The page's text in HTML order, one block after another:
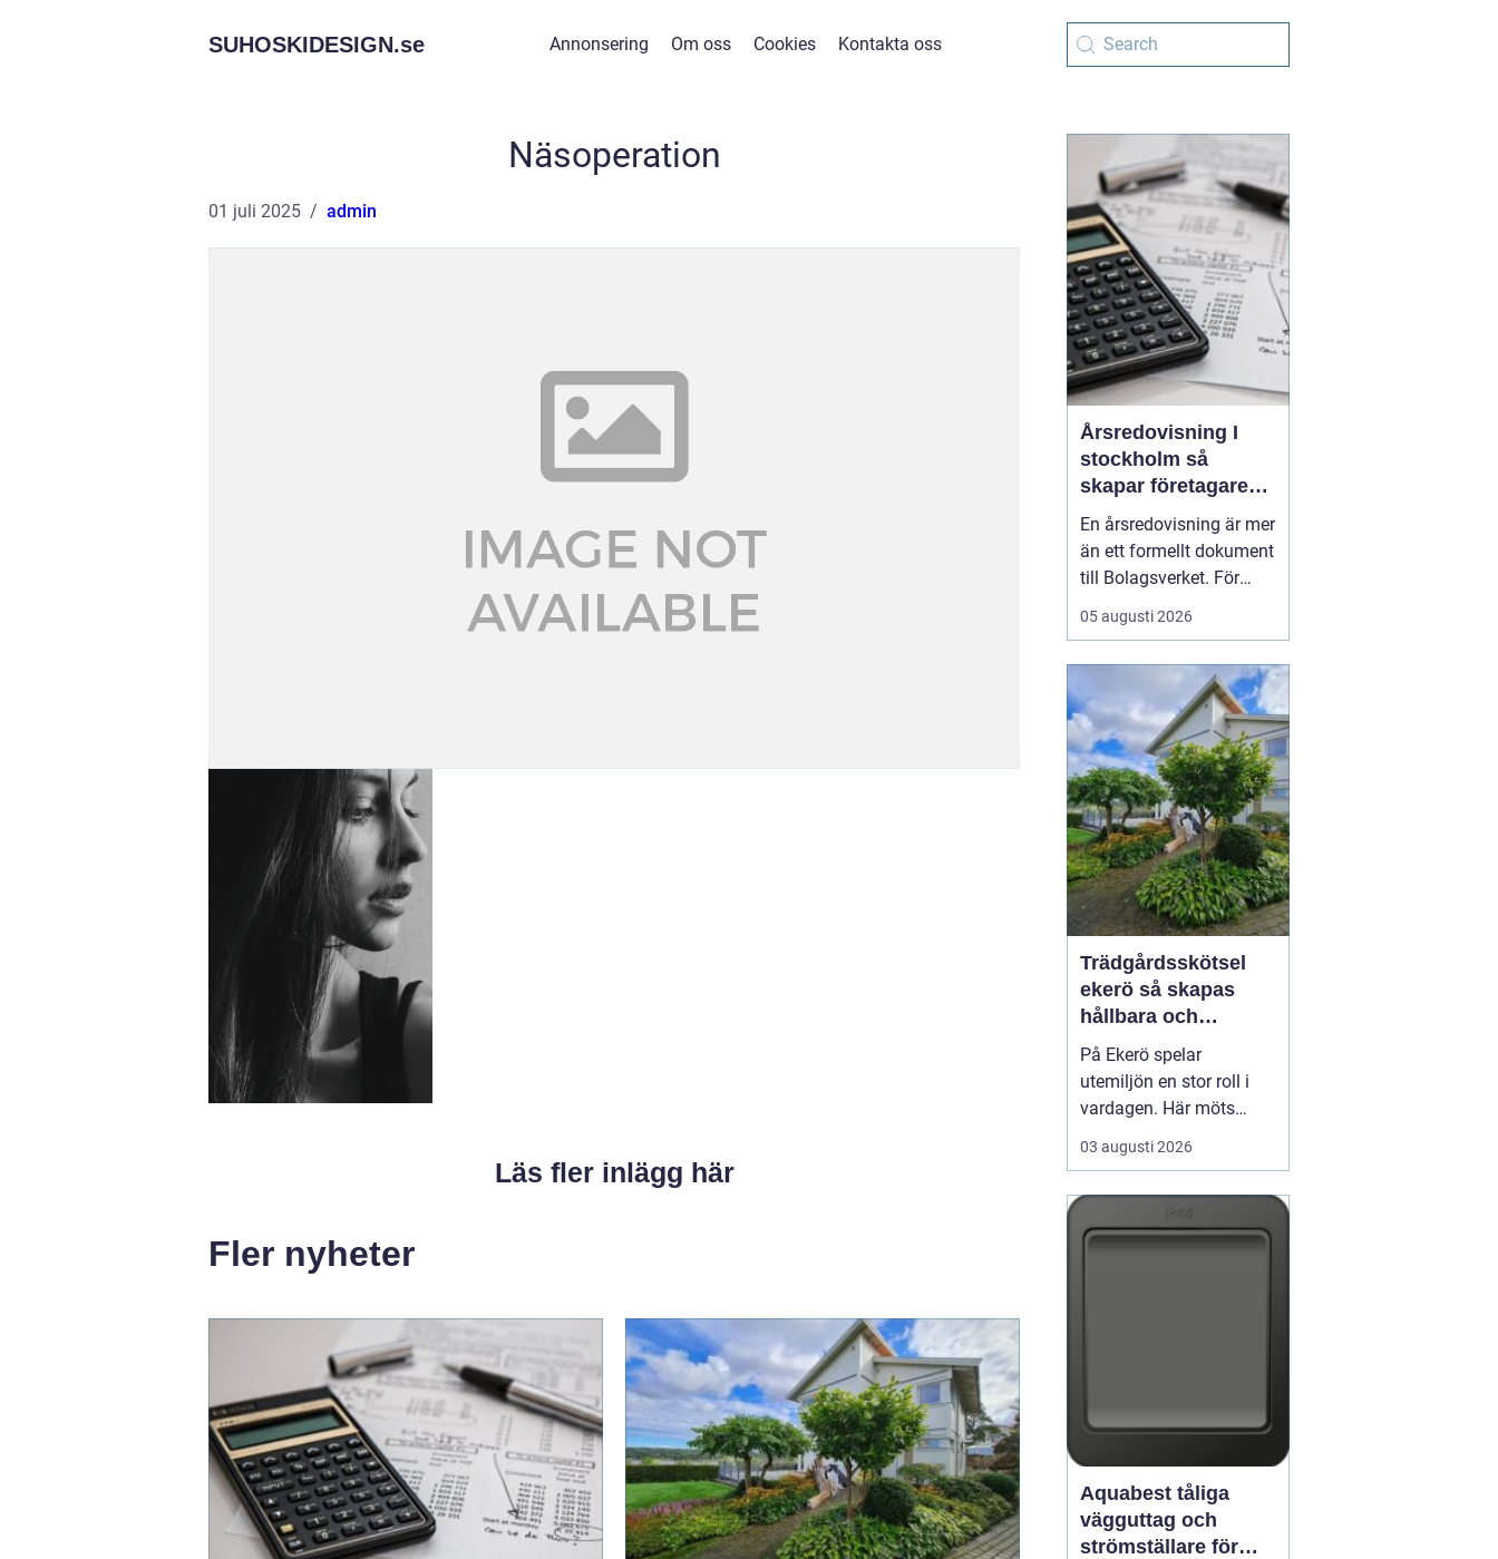
SUHOSKIDESIGN.se Annonsering Om oss Cookies Kontakta oss
Näsoperation
01 juli 2025 admin
Läs fler inlägg här
Fler nyheter
Årsredovisning I
stockholm så
skapar företagare
trygghet och
kontroll
En årsredovisning är mer
än ett formellt dokument
till Bolagsverket. För
många företagare i
Stockholm är den ett
ett underlag för nya
beslut och ett krav som
måste bli rätt från
början. När tidsbrist,
regelverk och osäkerhet
...
05 augusti 2026
Trädgårdsskötsel
ekerö så skapas
hållbara och
välskötta utemiljöer
På Ekerö spelar
utemiljön en stor roll i
vardagen. Här möts
natur, vatten och
bebyggelse på ett sätt
innergårdar och
grönområden extra
03 augusti 2026
Aquabest tåliga
vägguttag och
strömställare för